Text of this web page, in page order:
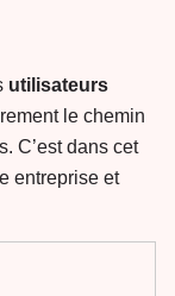
utilisateurs
le chemin
C’est dans cet
entreprise et